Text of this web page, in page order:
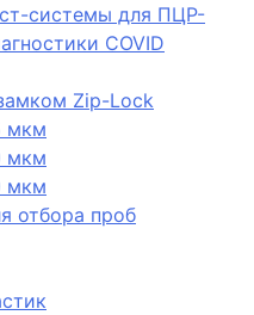
системы для ПЦР-
COVID
Zip-Lock
мкм
мкм
мкм
отбора проб